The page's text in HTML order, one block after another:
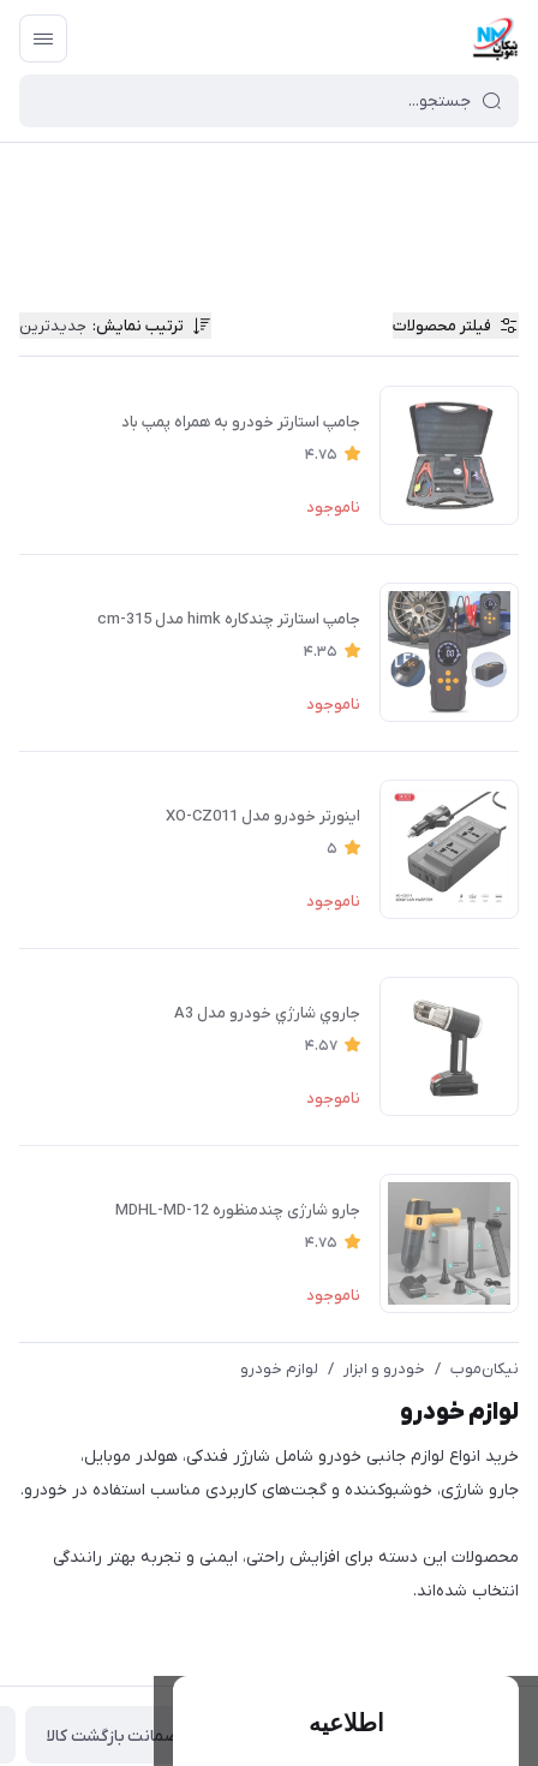
فیلتر محصولات ترتیب نمایش: جدیدترین
جامپ استارتر خودرو به همراه پمپ باد
4.75
ناموجود
جامپ استارتر چندکاره himk مدل cm-315
4.35
ناموجود
اینورتر خودرو مدل XO-CZ011
5
ناموجود
جاروي شارژي خودرو مدل A3
4.57
ناموجود
جارو شارژی چندمنظوره MDHL-MD-12
4.75
ناموجود
نیکان‌موب / خودرو و ابزار / لوازم خودرو
لوازم خودرو
خرید انواع لوازم جانبی خودرو شامل شارژر فندکی، هولدر موبایل،
جارو شارژی، خوشبوکننده و گجت‌های کاربردی مناسب استفاده در خودرو.
محصولات این دسته برای افزایش راحتی، ایمنی و تجربه بهتر رانندگی
انتخاب شده‌اند.
اطلاعیه
تحویل اکسپرس(با هماهنگی) ضمانت بازگشت کالا